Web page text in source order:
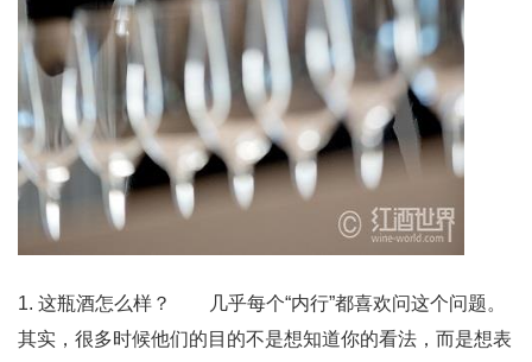
1. 这瓶酒怎么样？ 几乎每个“内行”都喜欢问这个问题。
其实，很多时候他们的目的不是想知道你的看法，而是想表